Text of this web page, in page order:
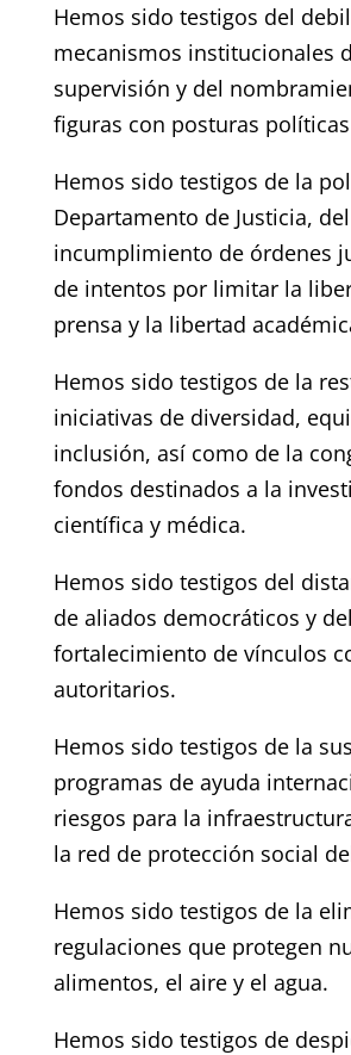
Hemos sido testigos del
mecanismos institucionales
supervisión y del
figuras con posturas
Hemos sido testigos de la
Departamento de Justicia, del
incumplimiento de órdenes
de intentos por limitar la
prensa y la libertad
Hemos sido testigos de la
iniciativas de diversidad,
inclusión, así como de la
fondos destinados a la
científica y médica.
Hemos sido testigos del
de aliados democráticos y del
fortalecimiento de vínculos
autoritarios.
Hemos sido testigos de la
programas de ayuda
riesgos para la
la red de protección social
Hemos sido testigos de la
regulaciones que protegen
alimentos, el aire y el agua.
Hemos sido testigos de